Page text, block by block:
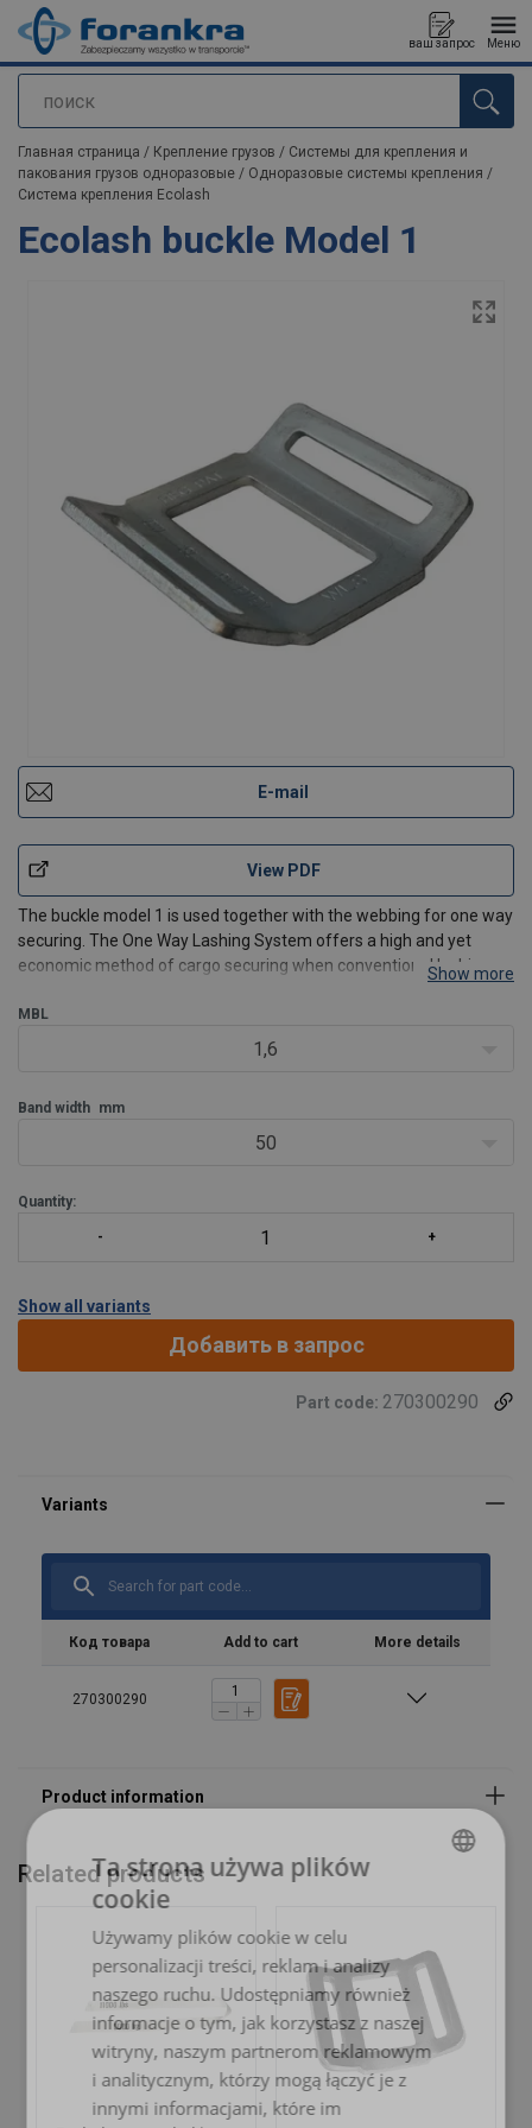
поиск
ваш запрос Меню
Продукт добавлен в ваш запрос
Главная страница / Крепление грузов / Системы для крепления и
пакования грузов одноразовые / Одноразовые системы крепления /
Система крепления Ecolash
Ecolash buckle Model 1
E-mail
View PDF
The buckle model 1 is used together with the webbing for one way
securing. The One Way Lashing System offers a high and yet
economic method of cargo securing when conventional lashing
column the lashing capacity is indicated for the co
Show more
MBL
1,6
Band width mm
50
Quantity:
Show all variants
Добавить в запрос
Part code: 270300290
Код товара Add to cart More details
270300290
Related products
ENGLISH TRANSLATION
Ta strona używa plików
cookie
Używamy plików cookie w celu
personalizacji treści, reklam i analizy
naszego ruchu. Udostępniamy również
informacje o tym, jak korzystasz z naszej
witryny, naszym partnerom reklamowym
i analitycznym, którzy mogą łączyć je z
innymi informacjami, które im